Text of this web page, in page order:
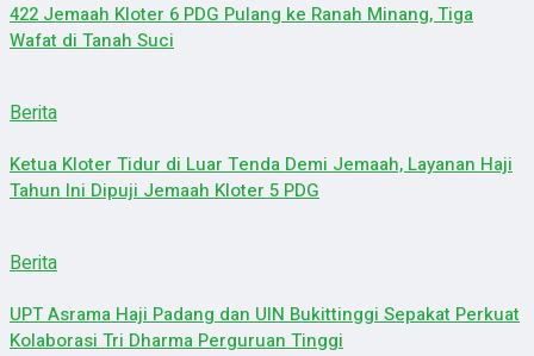
422 Jemaah Kloter 6 PDG Pulang ke Ranah Minang, Tiga
Wafat di Tanah Suci
Berita
Ketua Kloter Tidur di Luar Tenda Demi Jemaah, Layanan Haji
Tahun Ini Dipuji Jemaah Kloter 5 PDG
Berita
UPT Asrama Haji Padang dan UIN Bukittinggi Sepakat Perkuat
Kolaborasi Tri Dharma Perguruan Tinggi